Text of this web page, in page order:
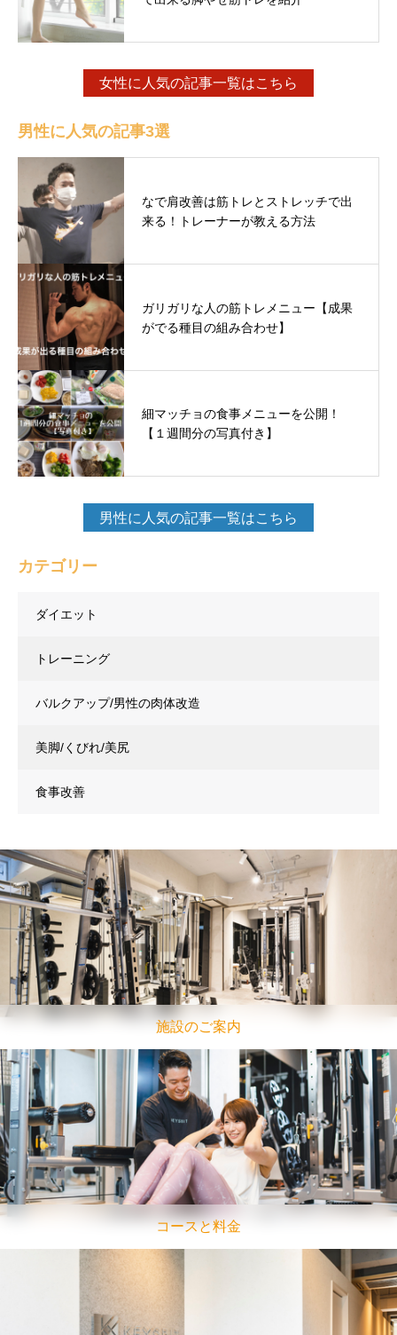
女性に人気の記事一覧はこちら
男性に人気の記事3選
なで肩改善は筋トレとストレッチで出
来る！トレーナーが教える方法
ガリガリな人の筋トレメニュー【成果
がでる種目の組み合わせ】
細マッチョの食事メニューを公開！
【１週間分の写真付き】
男性に人気の記事一覧はこちら
カテゴリー
ダイエット
トレーニング
バルクアップ/男性の肉体改造
美脚/くびれ/美尻
食事改善
施設のご案内
コースと料金